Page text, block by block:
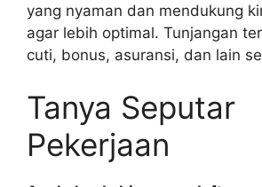
yang nyaman dan mendukung
agar lebih optimal. Tunjangan
cuti, bonus, asuransi, dan lain
Tanya Seputar
Pekerjaan